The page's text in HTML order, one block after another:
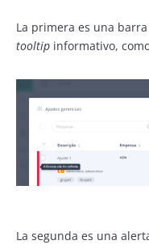
La primera es una
tooltip informativo,
La segunda es una